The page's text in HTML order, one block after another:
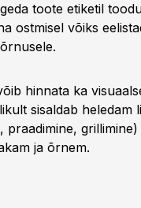
toote etiketil
ostmisel võiks
hinnata ka
sisaldab
praadimine,
ja õrnem.